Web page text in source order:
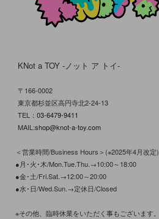
KNot a TOY -ノット ア トイ-
〒166-0002
東京都杉並区高円寺北2-24-13
TEL： 03-6479-9411
MAIL:shop@knot-a-toy.com
＜営業時間/Business Hours＞(※2025年4月改定)
●月･火･木/Mon.Tue.Thu.→10:00～18:00
●金･土/Fri.Sat.→12:00～20:00
●水･日/Wed.Sun.→定休日/Closed
※その他、臨時休業をいただく事もございます。